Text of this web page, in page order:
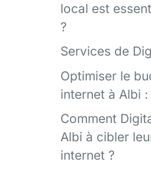
local est
?
Services de
Optimiser le
internet à Albi
Comment
Albi à cibler
internet ?